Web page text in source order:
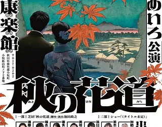
法令を遵守いただきますようお願い申し上げます。
株式会社エム・ケイ・ツー